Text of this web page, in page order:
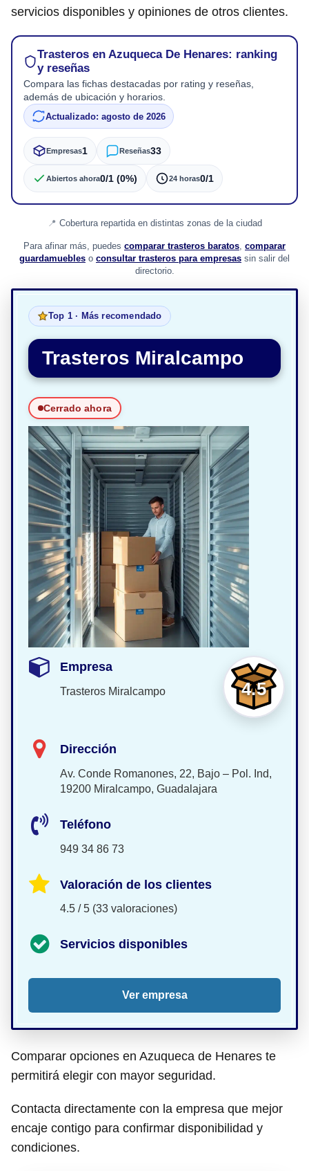
servicios disponibles y opiniones de otros clientes.
Trasteros en Azuqueca De Henares: ranking
y reseñas
Compara las fichas destacadas por rating y reseñas,
además de ubicación y horarios.
Actualizado: agosto de 2026
Empresas1 Reseñas33
Abiertos ahora0/1 (0%) 24 horas0/1
Cobertura repartida en distintas zonas de la ciudad
Para afinar más, puedes comparar trasteros baratos, comparar
guardamuebles o consultar trasteros para empresas sin salir del
directorio.
Top 1 · Más recomendado
Trasteros Miralcampo
Cerrado ahora
4.5
Empresa
Trasteros Miralcampo
Dirección
Av. Conde Romanones, 22, Bajo – Pol. Ind,
19200 Miralcampo, Guadalajara
Teléfono
949 34 86 73
Valoración de los clientes
4.5 / 5 (33 valoraciones)
Servicios disponibles
Ver empresa
Comparar opciones en Azuqueca de Henares te
permitirá elegir con mayor seguridad.
Contacta directamente con la empresa que mejor
encaje contigo para confirmar disponibilidad y
condiciones.